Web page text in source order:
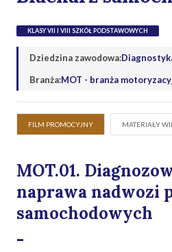
KLASY VII I VIII SZKÓŁ PODSTAWOWYCH
Dziedzina zawodowa:
Branża:MOT - branża
FILM PROMOCYJNY MATERIAŁY
MOT.01.
naprawa nadwozi
samochodowych
-